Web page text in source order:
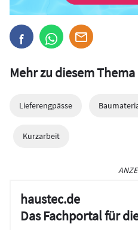
Mehr zu diesem Thema
Lieferengpässe
Kurzarbeit
haustec.de
Das Fachportal für